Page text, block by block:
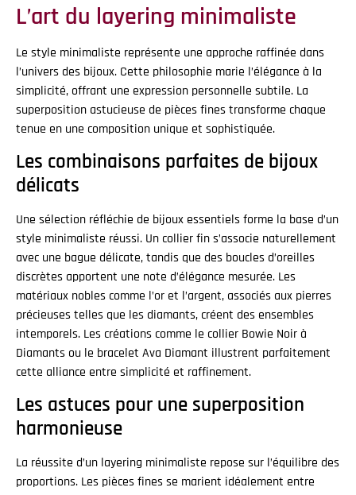
L’art du layering minimaliste
Le style minimaliste représente une approche raffinée dans
l’univers des bijoux. Cette philosophie marie l’élégance à la
simplicité, offrant une expression personnelle subtile. La
superposition astucieuse de pièces fines transforme chaque
tenue en une composition unique et sophistiquée.
Les combinaisons parfaites de bijoux
délicats
Une sélection réfléchie de bijoux essentiels forme la base d’un
style minimaliste réussi. Un collier fin s’associe naturellement
avec une bague délicate, tandis que des boucles d’oreilles
discrètes apportent une note d’élégance mesurée. Les
matériaux nobles comme l’or et l’argent, associés aux pierres
précieuses telles que les diamants, créent des ensembles
intemporels. Les créations comme le collier Bowie Noir à
Diamants ou le bracelet Ava Diamant illustrent parfaitement
cette alliance entre simplicité et raffinement.
Les astuces pour une superposition
harmonieuse
La réussite d’un layering minimaliste repose sur l’équilibre des
proportions. Les pièces fines se marient idéalement entre